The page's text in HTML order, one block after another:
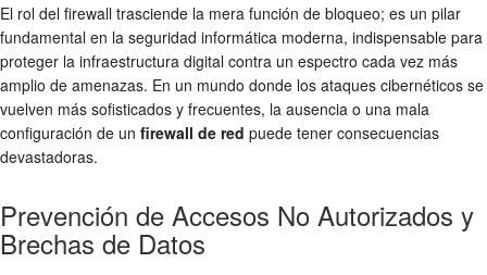
El rol del firewall trasciende la mera función de bloqueo; es un pilar
fundamental en la seguridad informática moderna, indispensable para
proteger la infraestructura digital contra un espectro cada vez más
amplio de amenazas. En un mundo donde los ataques cibernéticos se
vuelven más sofisticados y frecuentes, la ausencia o una mala
configuración de un firewall de red puede tener consecuencias
devastadoras.
Prevención de Accesos No Autorizados y
Brechas de Datos